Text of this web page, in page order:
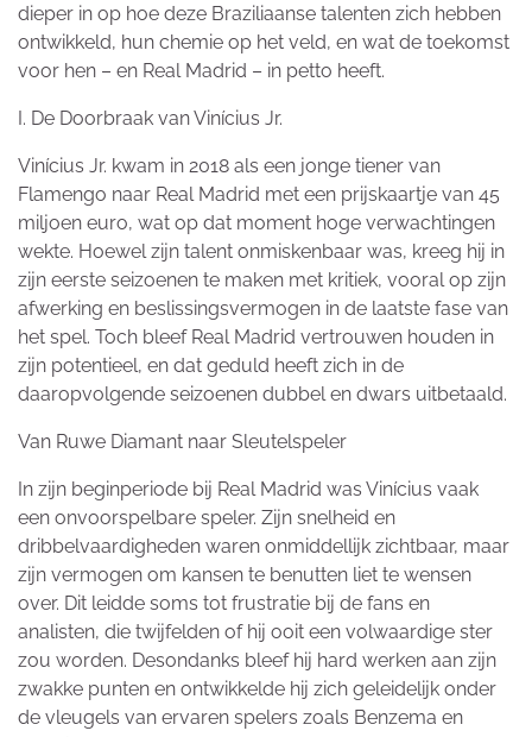
dieper in op hoe deze Braziliaanse talenten zich hebben
ontwikkeld, hun chemie op het veld, en wat de toekomst
voor hen – en Real Madrid – in petto heeft.
I. De Doorbraak van Vinícius Jr.
Vinícius Jr. kwam in 2018 als een jonge tiener van
Flamengo naar Real Madrid met een prijskaartje van 45
miljoen euro, wat op dat moment hoge verwachtingen
wekte. Hoewel zijn talent onmiskenbaar was, kreeg hij in
zijn eerste seizoenen te maken met kritiek, vooral op zijn
afwerking en beslissingsvermogen in de laatste fase van
het spel. Toch bleef Real Madrid vertrouwen houden in
zijn potentieel, en dat geduld heeft zich in de
daaropvolgende seizoenen dubbel en dwars uitbetaald.
Van Ruwe Diamant naar Sleutelspeler
In zijn beginperiode bij Real Madrid was Vinícius vaak
een onvoorspelbare speler. Zijn snelheid en
dribbelvaardigheden waren onmiddellijk zichtbaar, maar
zijn vermogen om kansen te benutten liet te wensen
over. Dit leidde soms tot frustratie bij de fans en
analisten, die twijfelden of hij ooit een volwaardige ster
zou worden. Desondanks bleef hij hard werken aan zijn
zwakke punten en ontwikkelde hij zich geleidelijk onder
de vleugels van ervaren spelers zoals Benzema en